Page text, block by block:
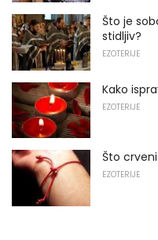
Što je
stidljiv?
EZOTERIJE
Kako
EZOTERIJE
Što
EZOTERIJE